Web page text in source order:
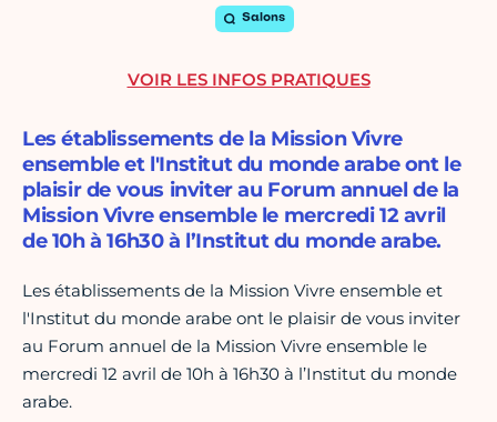
Salons
Les établissements de la Mission Vivre
ensemble et l'Institut du monde arabe ont le
plaisir de vous inviter au Forum annuel de la
Mission Vivre ensemble le mercredi 12 avril
de 10h à 16h30 à l’Institut du monde arabe.
Les établissements de la Mission Vivre ensemble et
l'Institut du monde arabe ont le plaisir de vous inviter
au Forum annuel de la Mission Vivre ensemble le
mercredi 12 avril de 10h à 16h30 à l’Institut du monde
arabe.
VOIR LES INFOS PRATIQUES